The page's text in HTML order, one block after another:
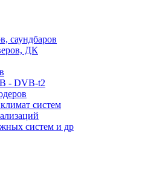
саундбаров
ДК
- DVB-t2
систем
систем и др